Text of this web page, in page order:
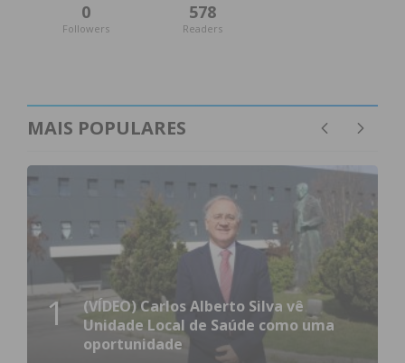
0
Followers
578
Readers
MAIS POPULARES
1
(VÍDEO) Carlos Alberto Silva vê
Unidade Local de Saúde como uma
oportunidade